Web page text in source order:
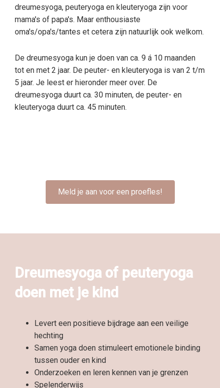
dreumesyoga, peuteryoga en kleuteryoga zijn voor
mama's of papa's. Maar enthousiaste
oma's/opa's/tantes et cetera zijn natuurlijk ook welkom.
De dreumesyoga kun je doen van ca. 9 á 10 maanden
tot en met 2 jaar. De peuter- en kleuteryoga is van 2 t/m
5 jaar. Je leest er hieronder meer over. De
dreumesyoga duurt ca. 30 minuten, de peuter- en
kleuteryoga duurt ca. 45 minuten.
Meld je aan voor een proefles!
Dreumesyoga of peuteryoga
doen met je kind
Levert een positieve bijdrage aan een veilige
hechting
Samen yoga doen stimuleert emotionele binding
tussen ouder en kind
Onderzoeken en leren kennen van je grenzen
Spelenderwijs